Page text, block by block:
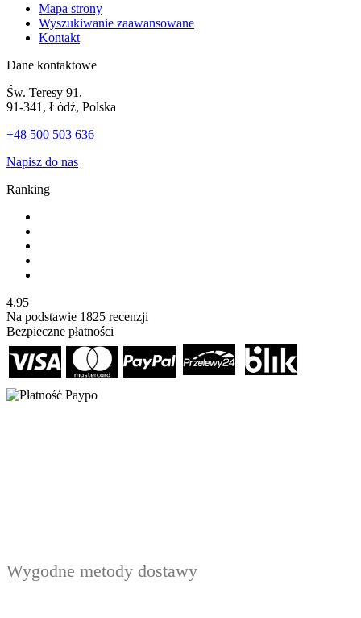
Mapa strony
Wyszukiwanie zaawansowane
Kontakt
Dane kontaktowe
Św. Teresy 91,
91-341, Łódź, Polska
+48 500 503 636
Napisz do nas
Ranking
4.95
Na podstawie 1825 recenzji
Bezpieczne płatności
Wygodne metody dostawy